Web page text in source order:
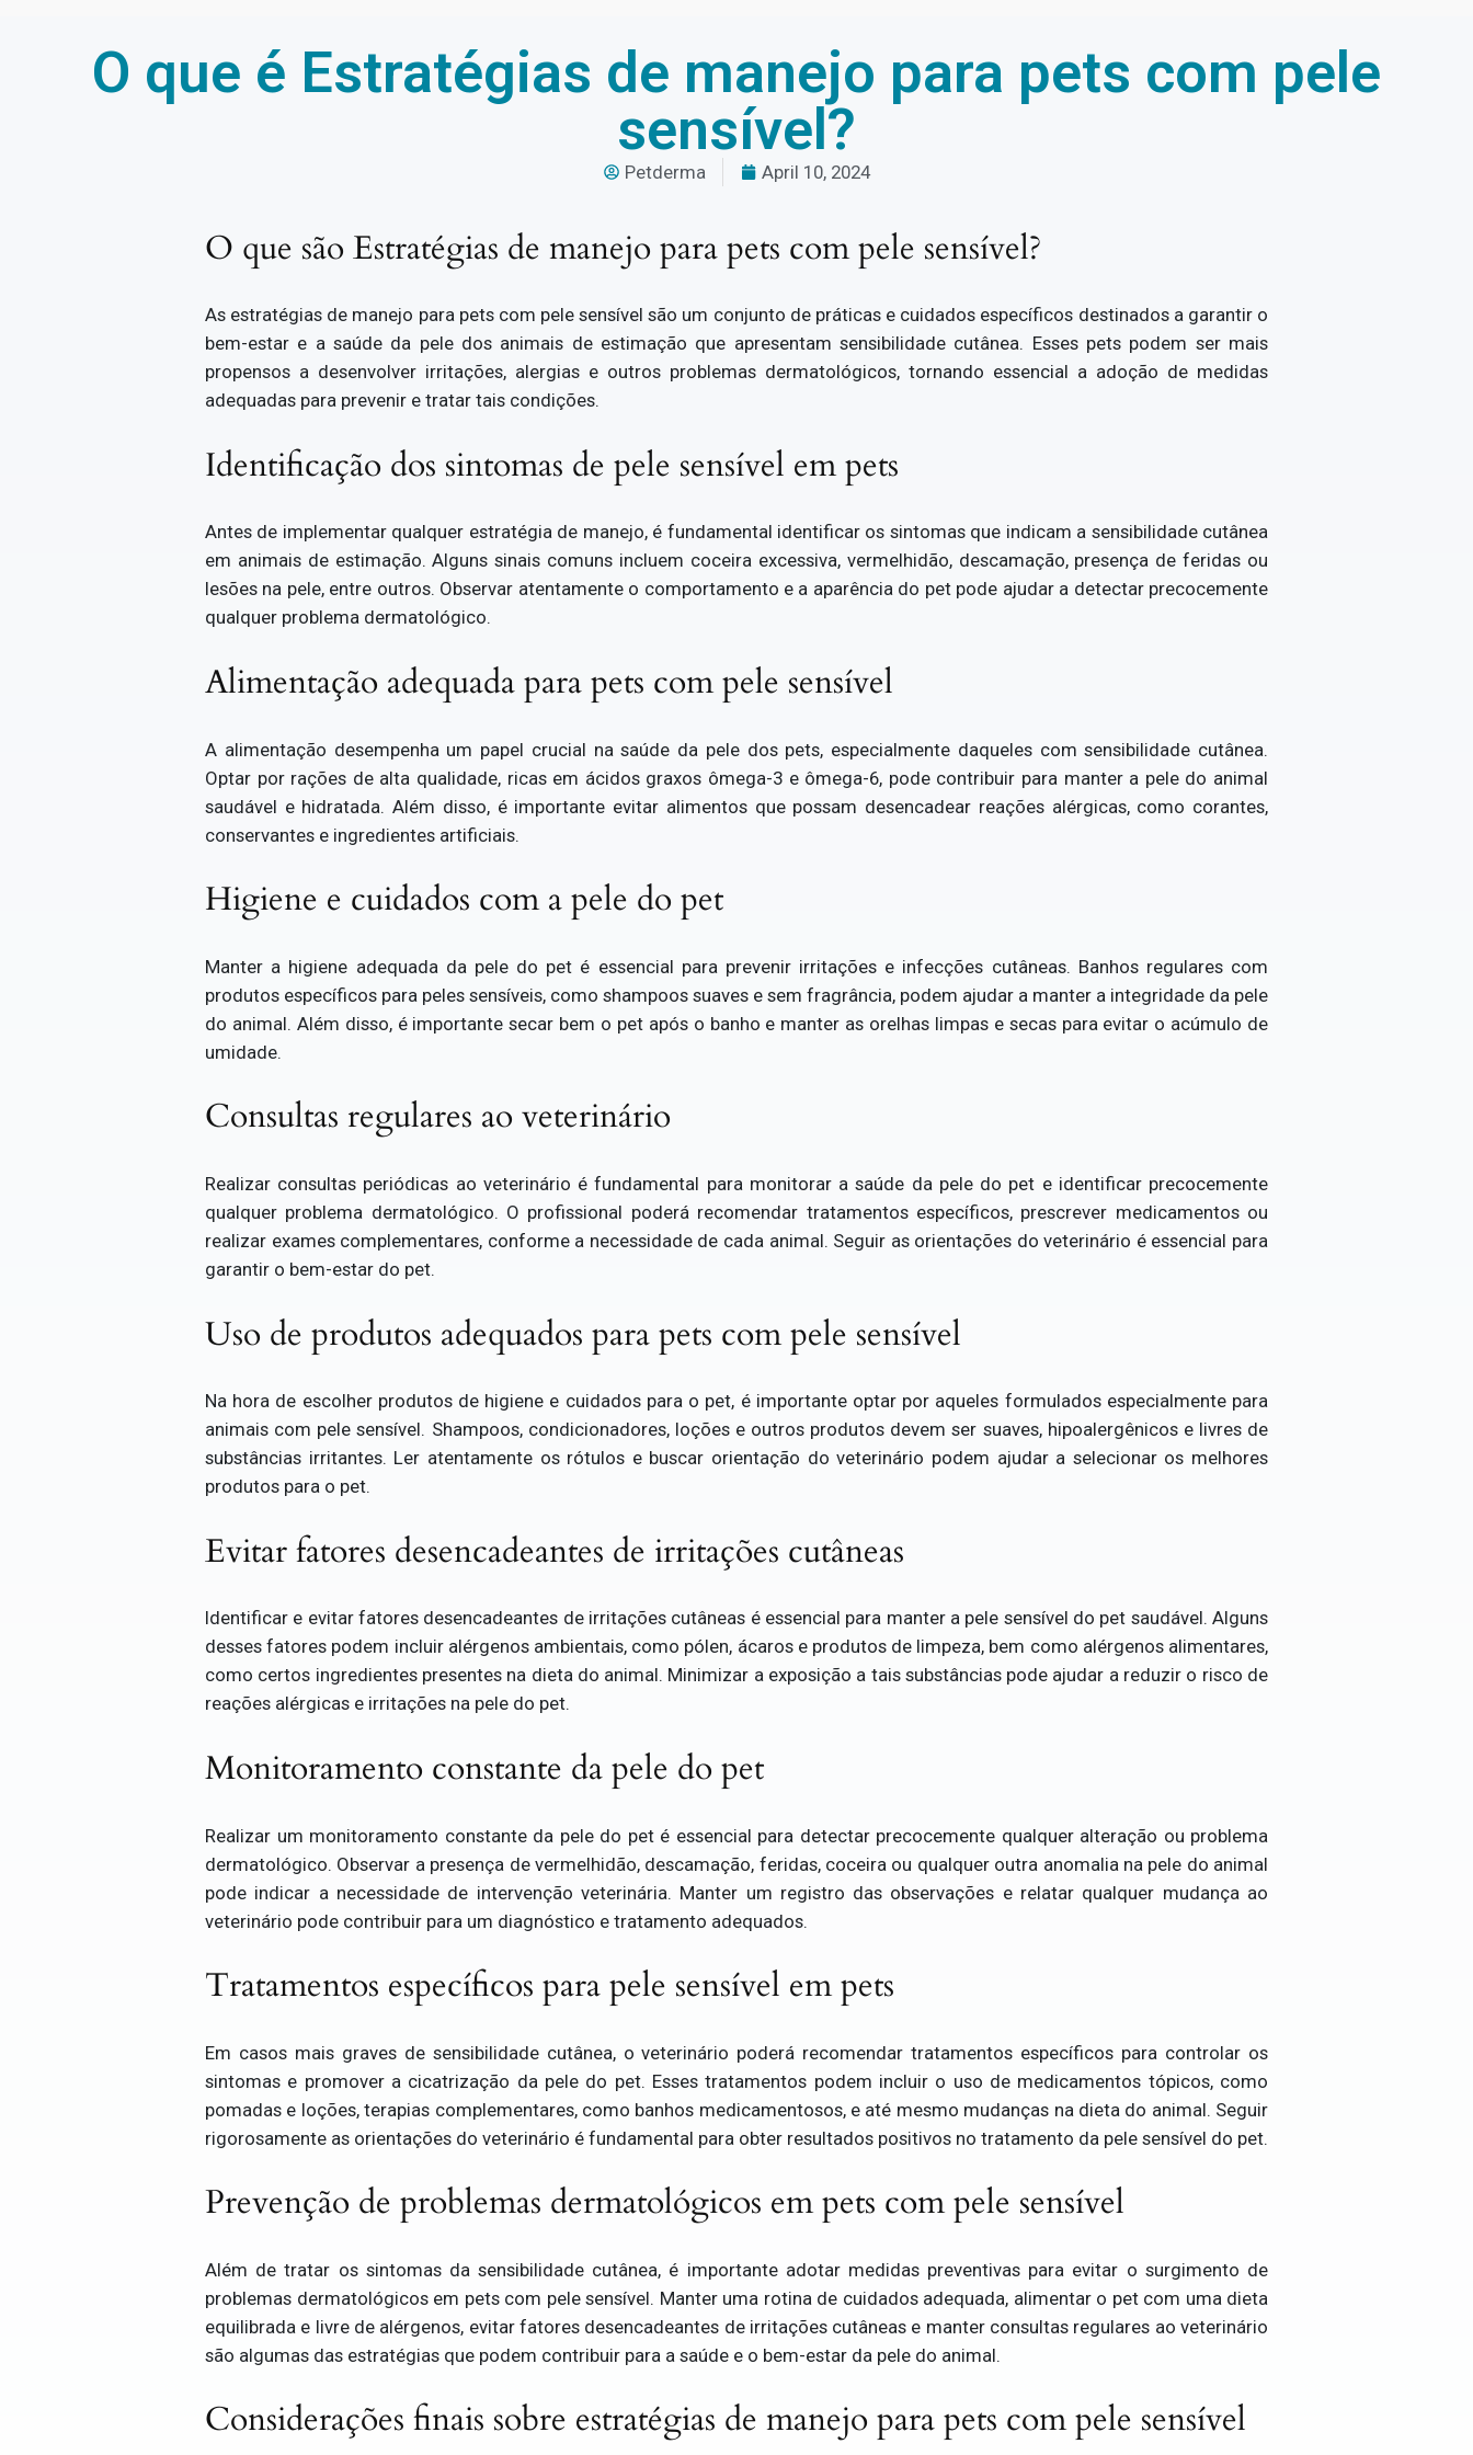
O que é Estratégias de manejo para pets com pele
sensível?
Petderma April 10, 2024
O que são Estratégias de manejo para pets com pele sensível?
As estratégias de manejo para pets com pele sensível são um conjunto de práticas e cuidados específicos destinados a garantir o
bem-estar e a saúde da pele dos animais de estimação que apresentam sensibilidade cutânea. Esses pets podem ser mais
propensos a desenvolver irritações, alergias e outros problemas dermatológicos, tornando essencial a adoção de medidas
adequadas para prevenir e tratar tais condições.
Identificação dos sintomas de pele sensível em pets
Antes de implementar qualquer estratégia de manejo, é fundamental identificar os sintomas que indicam a sensibilidade cutânea
em animais de estimação. Alguns sinais comuns incluem coceira excessiva, vermelhidão, descamação, presença de feridas ou
lesões na pele, entre outros. Observar atentamente o comportamento e a aparência do pet pode ajudar a detectar precocemente
qualquer problema dermatológico.
Alimentação adequada para pets com pele sensível
A alimentação desempenha um papel crucial na saúde da pele dos pets, especialmente daqueles com sensibilidade cutânea.
Optar por rações de alta qualidade, ricas em ácidos graxos ômega-3 e ômega-6, pode contribuir para manter a pele do animal
saudável e hidratada. Além disso, é importante evitar alimentos que possam desencadear reações alérgicas, como corantes,
conservantes e ingredientes artificiais.
Higiene e cuidados com a pele do pet
Manter a higiene adequada da pele do pet é essencial para prevenir irritações e infecções cutâneas. Banhos regulares com
produtos específicos para peles sensíveis, como shampoos suaves e sem fragrância, podem ajudar a manter a integridade da pele
do animal. Além disso, é importante secar bem o pet após o banho e manter as orelhas limpas e secas para evitar o acúmulo de
umidade.
Consultas regulares ao veterinário
Realizar consultas periódicas ao veterinário é fundamental para monitorar a saúde da pele do pet e identificar precocemente
qualquer problema dermatológico. O profissional poderá recomendar tratamentos específicos, prescrever medicamentos ou
realizar exames complementares, conforme a necessidade de cada animal. Seguir as orientações do veterinário é essencial para
garantir o bem-estar do pet.
Uso de produtos adequados para pets com pele sensível
Na hora de escolher produtos de higiene e cuidados para o pet, é importante optar por aqueles formulados especialmente para
animais com pele sensível. Shampoos, condicionadores, loções e outros produtos devem ser suaves, hipoalergênicos e livres de
substâncias irritantes. Ler atentamente os rótulos e buscar orientação do veterinário podem ajudar a selecionar os melhores
produtos para o pet.
Evitar fatores desencadeantes de irritações cutâneas
Identificar e evitar fatores desencadeantes de irritações cutâneas é essencial para manter a pele sensível do pet saudável. Alguns
desses fatores podem incluir alérgenos ambientais, como pólen, ácaros e produtos de limpeza, bem como alérgenos alimentares,
como certos ingredientes presentes na dieta do animal. Minimizar a exposição a tais substâncias pode ajudar a reduzir o risco de
reações alérgicas e irritações na pele do pet.
Monitoramento constante da pele do pet
Realizar um monitoramento constante da pele do pet é essencial para detectar precocemente qualquer alteração ou problema
dermatológico. Observar a presença de vermelhidão, descamação, feridas, coceira ou qualquer outra anomalia na pele do animal
pode indicar a necessidade de intervenção veterinária. Manter um registro das observações e relatar qualquer mudança ao
veterinário pode contribuir para um diagnóstico e tratamento adequados.
Tratamentos específicos para pele sensível em pets
Em casos mais graves de sensibilidade cutânea, o veterinário poderá recomendar tratamentos específicos para controlar os
sintomas e promover a cicatrização da pele do pet. Esses tratamentos podem incluir o uso de medicamentos tópicos, como
pomadas e loções, terapias complementares, como banhos medicamentosos, e até mesmo mudanças na dieta do animal. Seguir
rigorosamente as orientações do veterinário é fundamental para obter resultados positivos no tratamento da pele sensível do pet.
Prevenção de problemas dermatológicos em pets com pele sensível
Além de tratar os sintomas da sensibilidade cutânea, é importante adotar medidas preventivas para evitar o surgimento de
problemas dermatológicos em pets com pele sensível. Manter uma rotina de cuidados adequada, alimentar o pet com uma dieta
equilibrada e livre de alérgenos, evitar fatores desencadeantes de irritações cutâneas e manter consultas regulares ao veterinário
são algumas das estratégias que podem contribuir para a saúde e o bem-estar da pele do animal.
Considerações finais sobre estratégias de manejo para pets com pele sensível